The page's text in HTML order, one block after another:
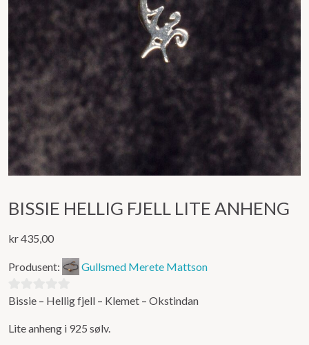
BISSIE HELLIG FJELL LITE ANHENG
kr435,00
Produsent: Gullsmed Merete Mattson
0
av
Bissie – Hellig fjell – Klemet – Okstindan
Lite anheng i 925 sølv.